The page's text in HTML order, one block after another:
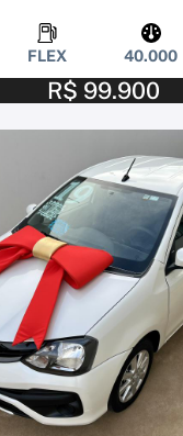
FLEX 40.000
R$ 99.900